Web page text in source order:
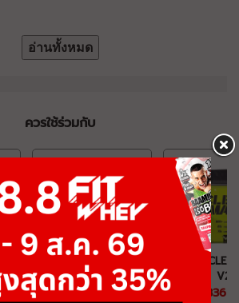
อ่านทั้งหมด
ควรใช้ร่วมกับ
BAAM MASS V1
฿1,825 ฿2,918
BAAM
V2
฿2,336